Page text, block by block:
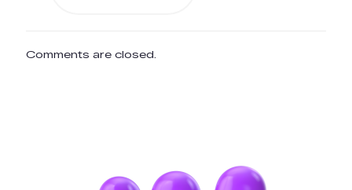
Comments are closed.